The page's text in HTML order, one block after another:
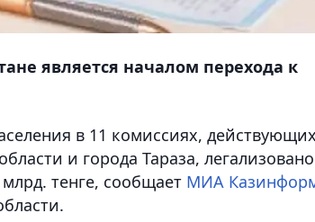
является началом перехода к
в 11 комиссиях,
и города Тараза,
тенге, сообщает МИА